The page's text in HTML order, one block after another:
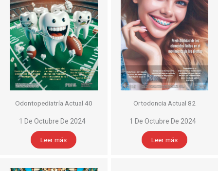
Odontopediatría Actual 40
1 De Octubre De 2024
Leer más
Ortodoncia Actual 82
1 De Octubre De 2024
Leer más